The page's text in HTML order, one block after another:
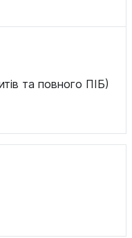
та повного ПІБ)